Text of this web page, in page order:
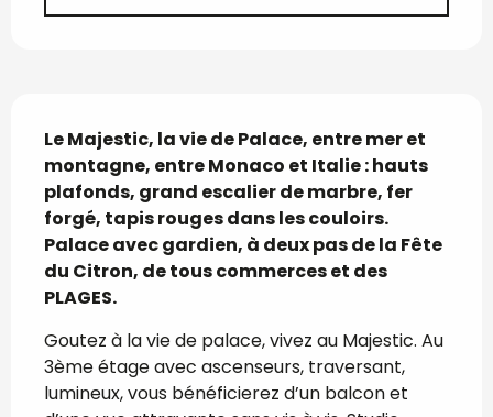
Description
Le Majestic, la vie de Palace, entre mer et
montagne, entre Monaco et Italie : hauts
plafonds, grand escalier de marbre, fer
forgé, tapis rouges dans les couloirs.
Palace avec gardien, à deux pas de la Fête
du Citron, de tous commerces et des
PLAGES.
Goutez à la vie de palace, vivez au Majestic. Au
3ème étage avec ascenseurs, traversant,
lumineux, vous bénéficierez d’un balcon et